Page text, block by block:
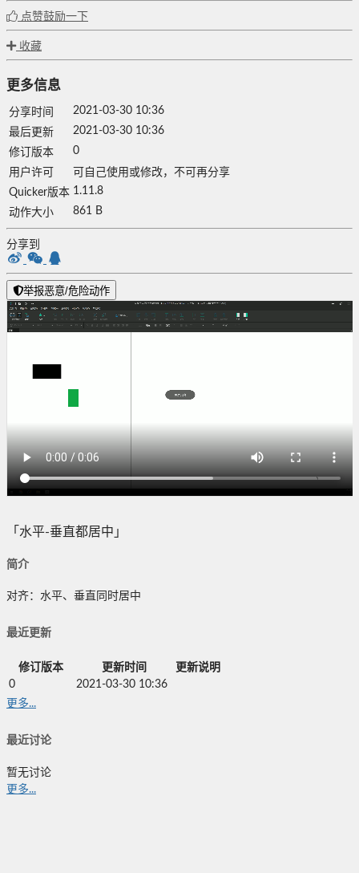
点赞鼓励一下
收藏
更多信息
分享时间
2021-03-30 10:36
最后更新
2021-03-30 10:36
修订版本
0
用户许可
可自己使用或修改，不可再分享
Quicker版本 1.11.8
动作大小
861 B
分享到
举报恶意/危险动作
「水平-垂直都居中」
简介
对齐：水平、垂直同时居中
最近更新
修订版本 更新时间
更新说明
0
2021-03-30 10:36
更多...
最近讨论
暂无讨论
更多...